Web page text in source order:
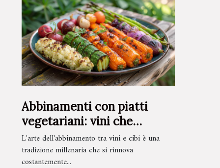
Abbinamenti con piatti
vegetariani: vini che
esaltano le verdure
L'arte dell'abbinamento tra vini e cibi è una
tradizione millenaria che si rinnova
costantemente...